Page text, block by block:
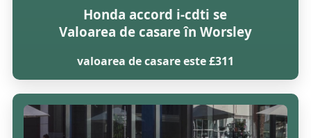
Honda accord i-cdti se
Valoarea de casare în Worsley
valoarea de casare este £311